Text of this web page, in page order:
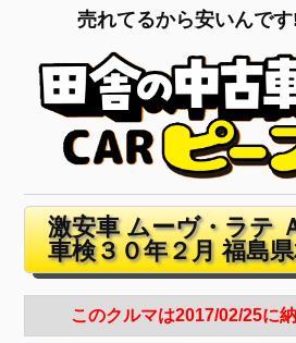
売れてるから安いんで
激安車 ムーヴ・ラテ
車検３０年２月 福島
このクルマは2017/02/25に